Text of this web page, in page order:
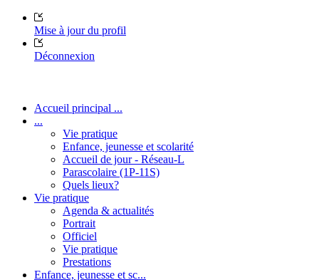
Mise à jour du profil
Déconnexion
Accueil principal ...
...
Vie pratique
Enfance, jeunesse et scolarité
Accueil de jour - Réseau-L
Parascolaire (1P-11S)
Quels lieux?
Vie pratique
Agenda & actualités
Portrait
Officiel
Vie pratique
Prestations
Enfance, jeunesse et sc...